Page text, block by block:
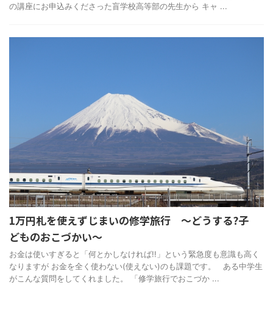
の講座にお申込みくださった盲学校高等部の先生から キャ ...
1万円札を使えずじまいの修学旅行 ～どうする?子
どものおこづかい～
お金は使いすぎると「何とかしなければ!!」という緊急度も意識も高く
なりますが お金を全く使わない(使えない)のも課題です。 ある中学生
がこんな質問をしてくれました。 「修学旅行でおこづか ...